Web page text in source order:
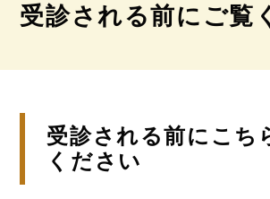
受診される前にご覧
受診される前にこち
ください